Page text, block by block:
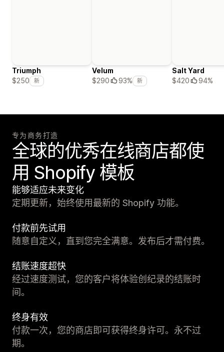
Triumph
$250
新
Velum
$290
93% 新
Salt Yard
$420
94%
专为商务打造
全球的优秀在线商店都使
用 Shopify 模板
能够适应未来变化
定期更新，始终使用最新的 Shopify 功能。
付款前先试用
随意自定义，直到您完全满意。发布后才需付费。
结账速度超快
经过速度测试，您的客户将体验创纪录的结账时
间。
终身有效
付款一次，您的商店即可获得终身许可。永不过
期。